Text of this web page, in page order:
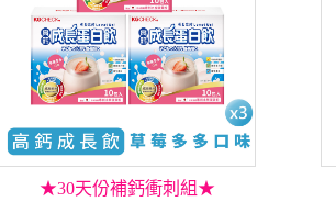
★30天份補鈣衝刺組★